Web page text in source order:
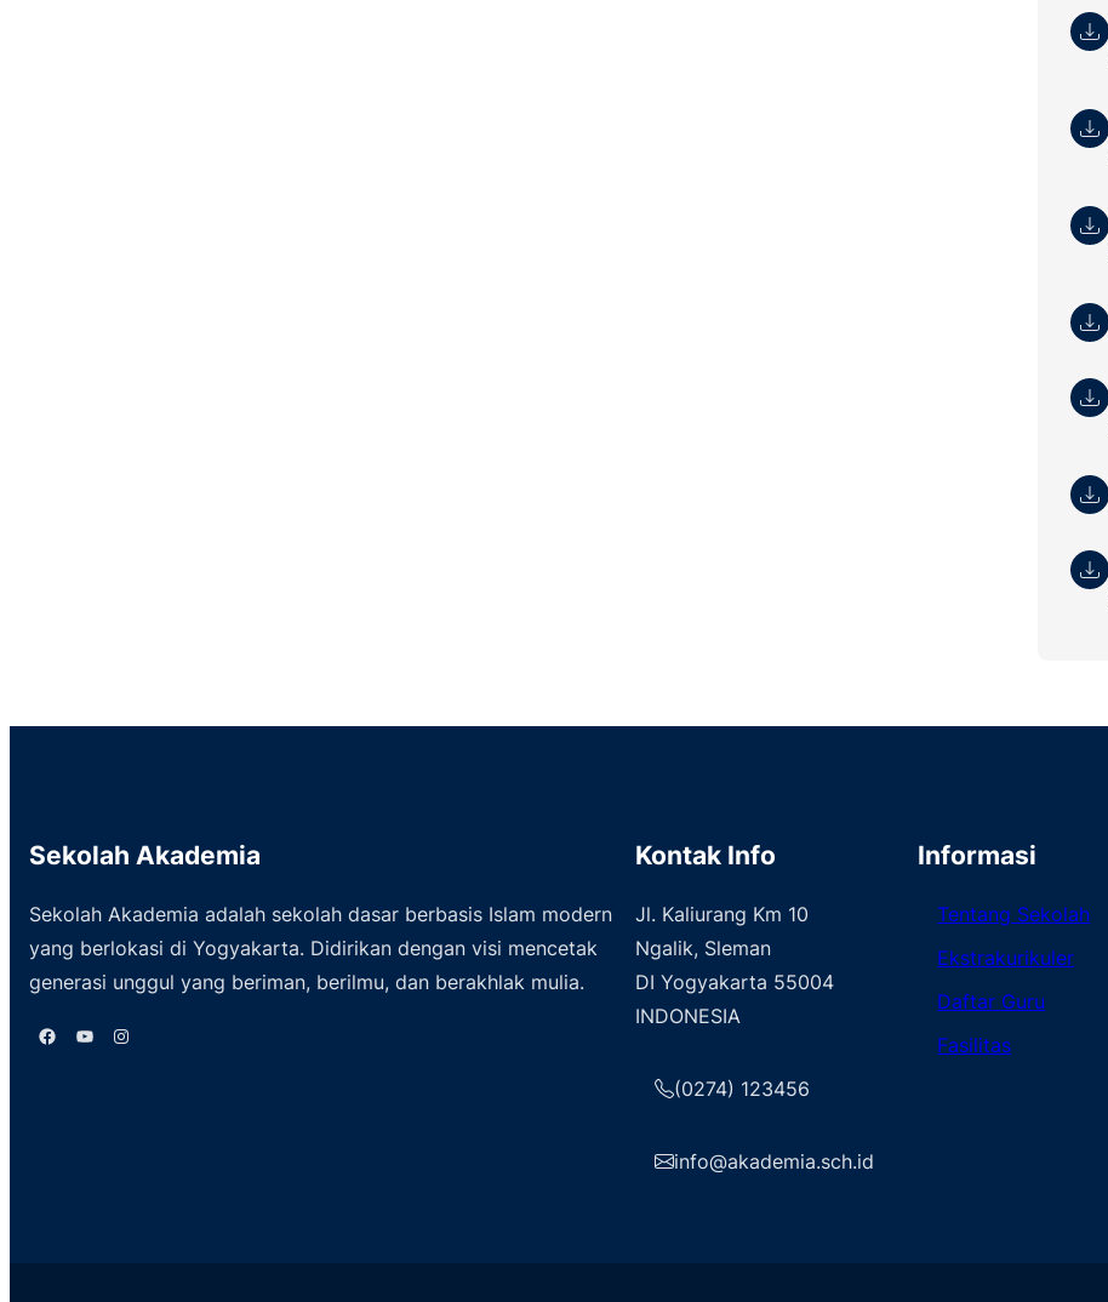
Sekolah Akademia
Sekolah Akademia adalah sekolah dasar berbasis Islam modern
yang berlokasi di Yogyakarta. Didirikan dengan visi mencetak
generasi unggul yang beriman, berilmu, dan berakhlak mulia.
Facebook YouTube Instagram
Kontak Info
Jl. Kaliurang Km 10
Ngalik, Sleman
DI Yogyakarta 55004
INDONESIA
(0274) 123456
info@akademia.sch.id
Informasi
Tentang Sekolah
Ekstrakurikuler
Daftar Guru
Fasilitas